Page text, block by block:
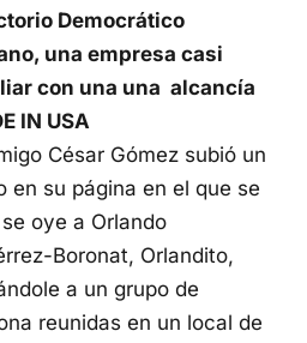
Democrático
una empresa casi
con una una alcancía
IN USA
César Gómez subió un
en su página en el que se
oye a Orlando
Boronat, Orlandito,
a un grupo de
reunidas en un local de